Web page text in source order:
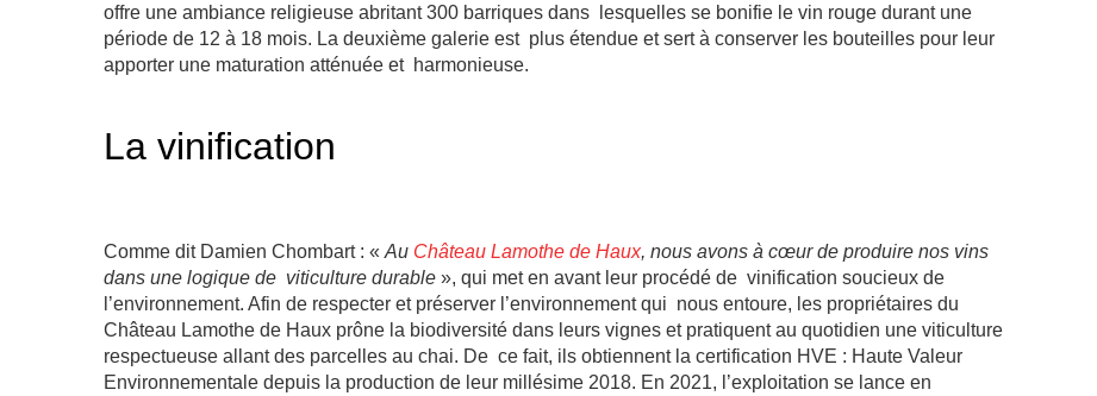
offre une ambiance religieuse abritant 300 barriques dans lesquelles se bonifie le vin rouge durant une
période de 12 à 18 mois. La deuxième galerie est plus étendue et sert à conserver les bouteilles pour leur
apporter une maturation atténuée et harmonieuse.
La vinification
Comme dit Damien Chombart : « Au Château Lamothe de Haux, nous avons à cœur de produire nos vins
dans une logique de viticulture durable », qui met en avant leur procédé de vinification soucieux de
l’environnement. Afin de respecter et préserver l’environnement qui nous entoure, les propriétaires du
Château Lamothe de Haux prône la biodiversité dans leurs vignes et pratiquent au quotidien une viticulture
respectueuse allant des parcelles au chai. De ce fait, ils obtiennent la certification HVE : Haute Valeur
Environnementale depuis la production de leur millésime 2018. En 2021, l’exploitation se lance en